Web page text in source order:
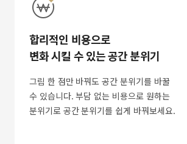
합리적인 비용으로
변화 시킬 수 있는 공간 분위기
그림 한 점만 바꿔도 공간 분위기를 바꿀
수 있습니다. 부담 없는 비용으로 원하는
분위기로 공간 분위기를 쉽게 바꿔보세요.